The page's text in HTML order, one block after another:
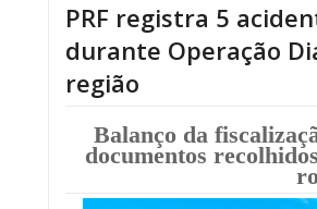
PRF registra 5
durante Operação
região
Balanço da
documentos